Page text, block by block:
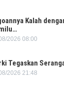
Kalah
2026 08:00
Tegaskan
2026 21:48